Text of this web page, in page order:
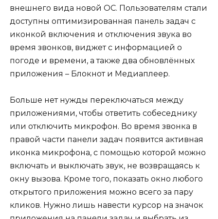
внешнего вида новой ОС. Пользователям стали
доступны оптимизированная панель задач с
иконкой включения и отключения звука во
время звонков, виджет с информацией о
погоде и времени, а также два обновлённых
приложения – Блокнот и Медиаплеер.
Больше нет нужды переключаться между
приложениями, чтобы ответить собеседнику
или отключить микрофон. Во время звонка в
правой части панели задач появится активная
иконка микрофона, с помощью которой можно
включать и выключать звук, не возвращаясь к
окну вызова. Кроме того, показать окно любого
открытого приложения можно всего за пару
кликов. Нужно лишь навести курсор на значок